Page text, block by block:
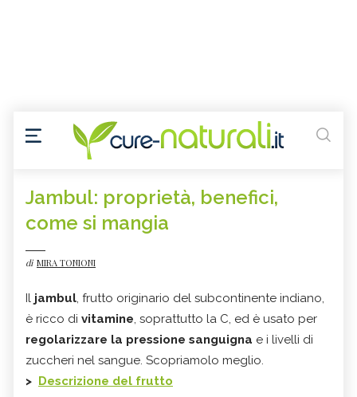
Jambul: proprietà, benefici,
come si mangia
di MIRA TONIONI
Il jambul, frutto originario del subcontinente indiano,
è ricco di vitamine, soprattutto la C, ed è usato per
regolarizzare la pressione sanguigna e i livelli di
zuccheri nel sangue. Scopriamolo meglio.
> Descrizione del frutto